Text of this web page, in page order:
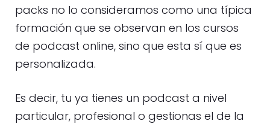
packs no lo consideramos como una típica
formación que se observan en los cursos
de podcast online, sino que esta sí que es
personalizada.
Es decir, tu ya tienes un podcast a nivel
particular, profesional o gestionas el de la